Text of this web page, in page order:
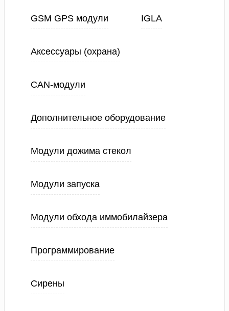
GSM GPS модули IGLA
Аксессуары (охрана)
CAN-модули
Дополнительное оборудование
Модули дожима стекол
Модули запуска
Модули обхода иммобилайзера
Программирование
Сирены